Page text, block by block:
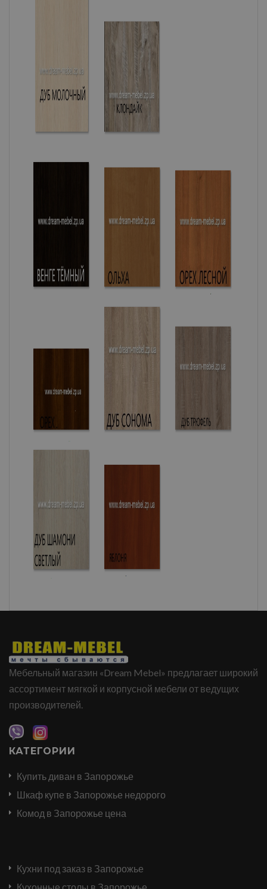
Мебельный магазин «Dream Mebel» предлагает широкий
ассортимент мягкой и корпусной мебели от ведущих
производителей.
КАТЕГОРИИ
Купить диван в Запорожье
Шкаф купе в Запорожье недорого
Комод в Запорожье цена
Кухни под заказ в Запорожье